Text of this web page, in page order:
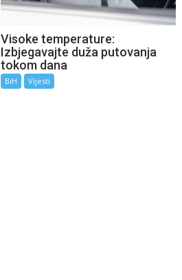
Visoke temperature:
Izbjegavajte duža putovanja
tokom dana
BiH Vijesti